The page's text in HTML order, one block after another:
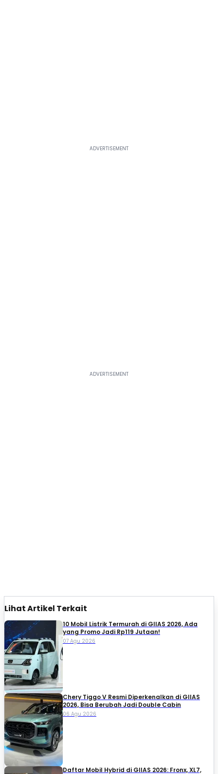
Lihat Artikel Terkait
10 Mobil Listrik Termurah di GIIAS 2026, Ada
yang Promo Jadi Rp119 Jutaan!
07 Agu 2026
Chery Tiggo V Resmi Diperkenalkan di GIIAS
2026, Bisa Berubah Jadi Double Cabin
06 Agu 2026
Daftar Mobil Hybrid di GIIAS 2026: Fronx, XL7,